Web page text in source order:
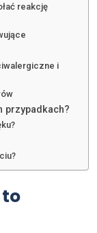
reakcję
i
przypadkach?